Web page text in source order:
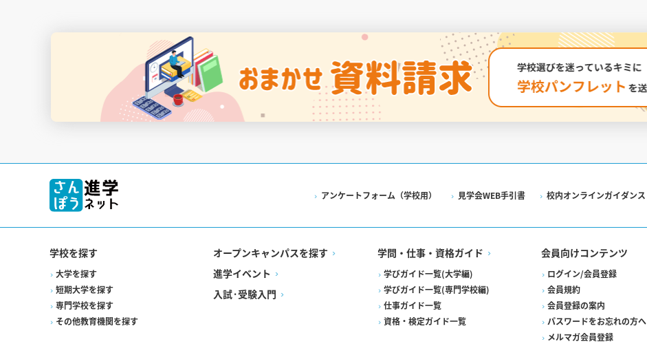
アンケートフォーム（学校用） 見学会WEB手引書 校内オンラインガイダンス
学校を探す
大学を探す
短期大学を探す
専門学校を探す
その他教育機関を探す
オープンキャンパスを探す
進学イベント
入試·受験入門
学問・仕事・資格ガイド
学びガイド一覧(大学編)
学びガイド一覧(専門学校編)
仕事ガイド一覧
資格・検定ガイド一覧
会員向けコンテンツ
ログイン/会員登録
会員規約
会員登録の案内
パスワードをお忘れの方へ
メルマガ会員登録